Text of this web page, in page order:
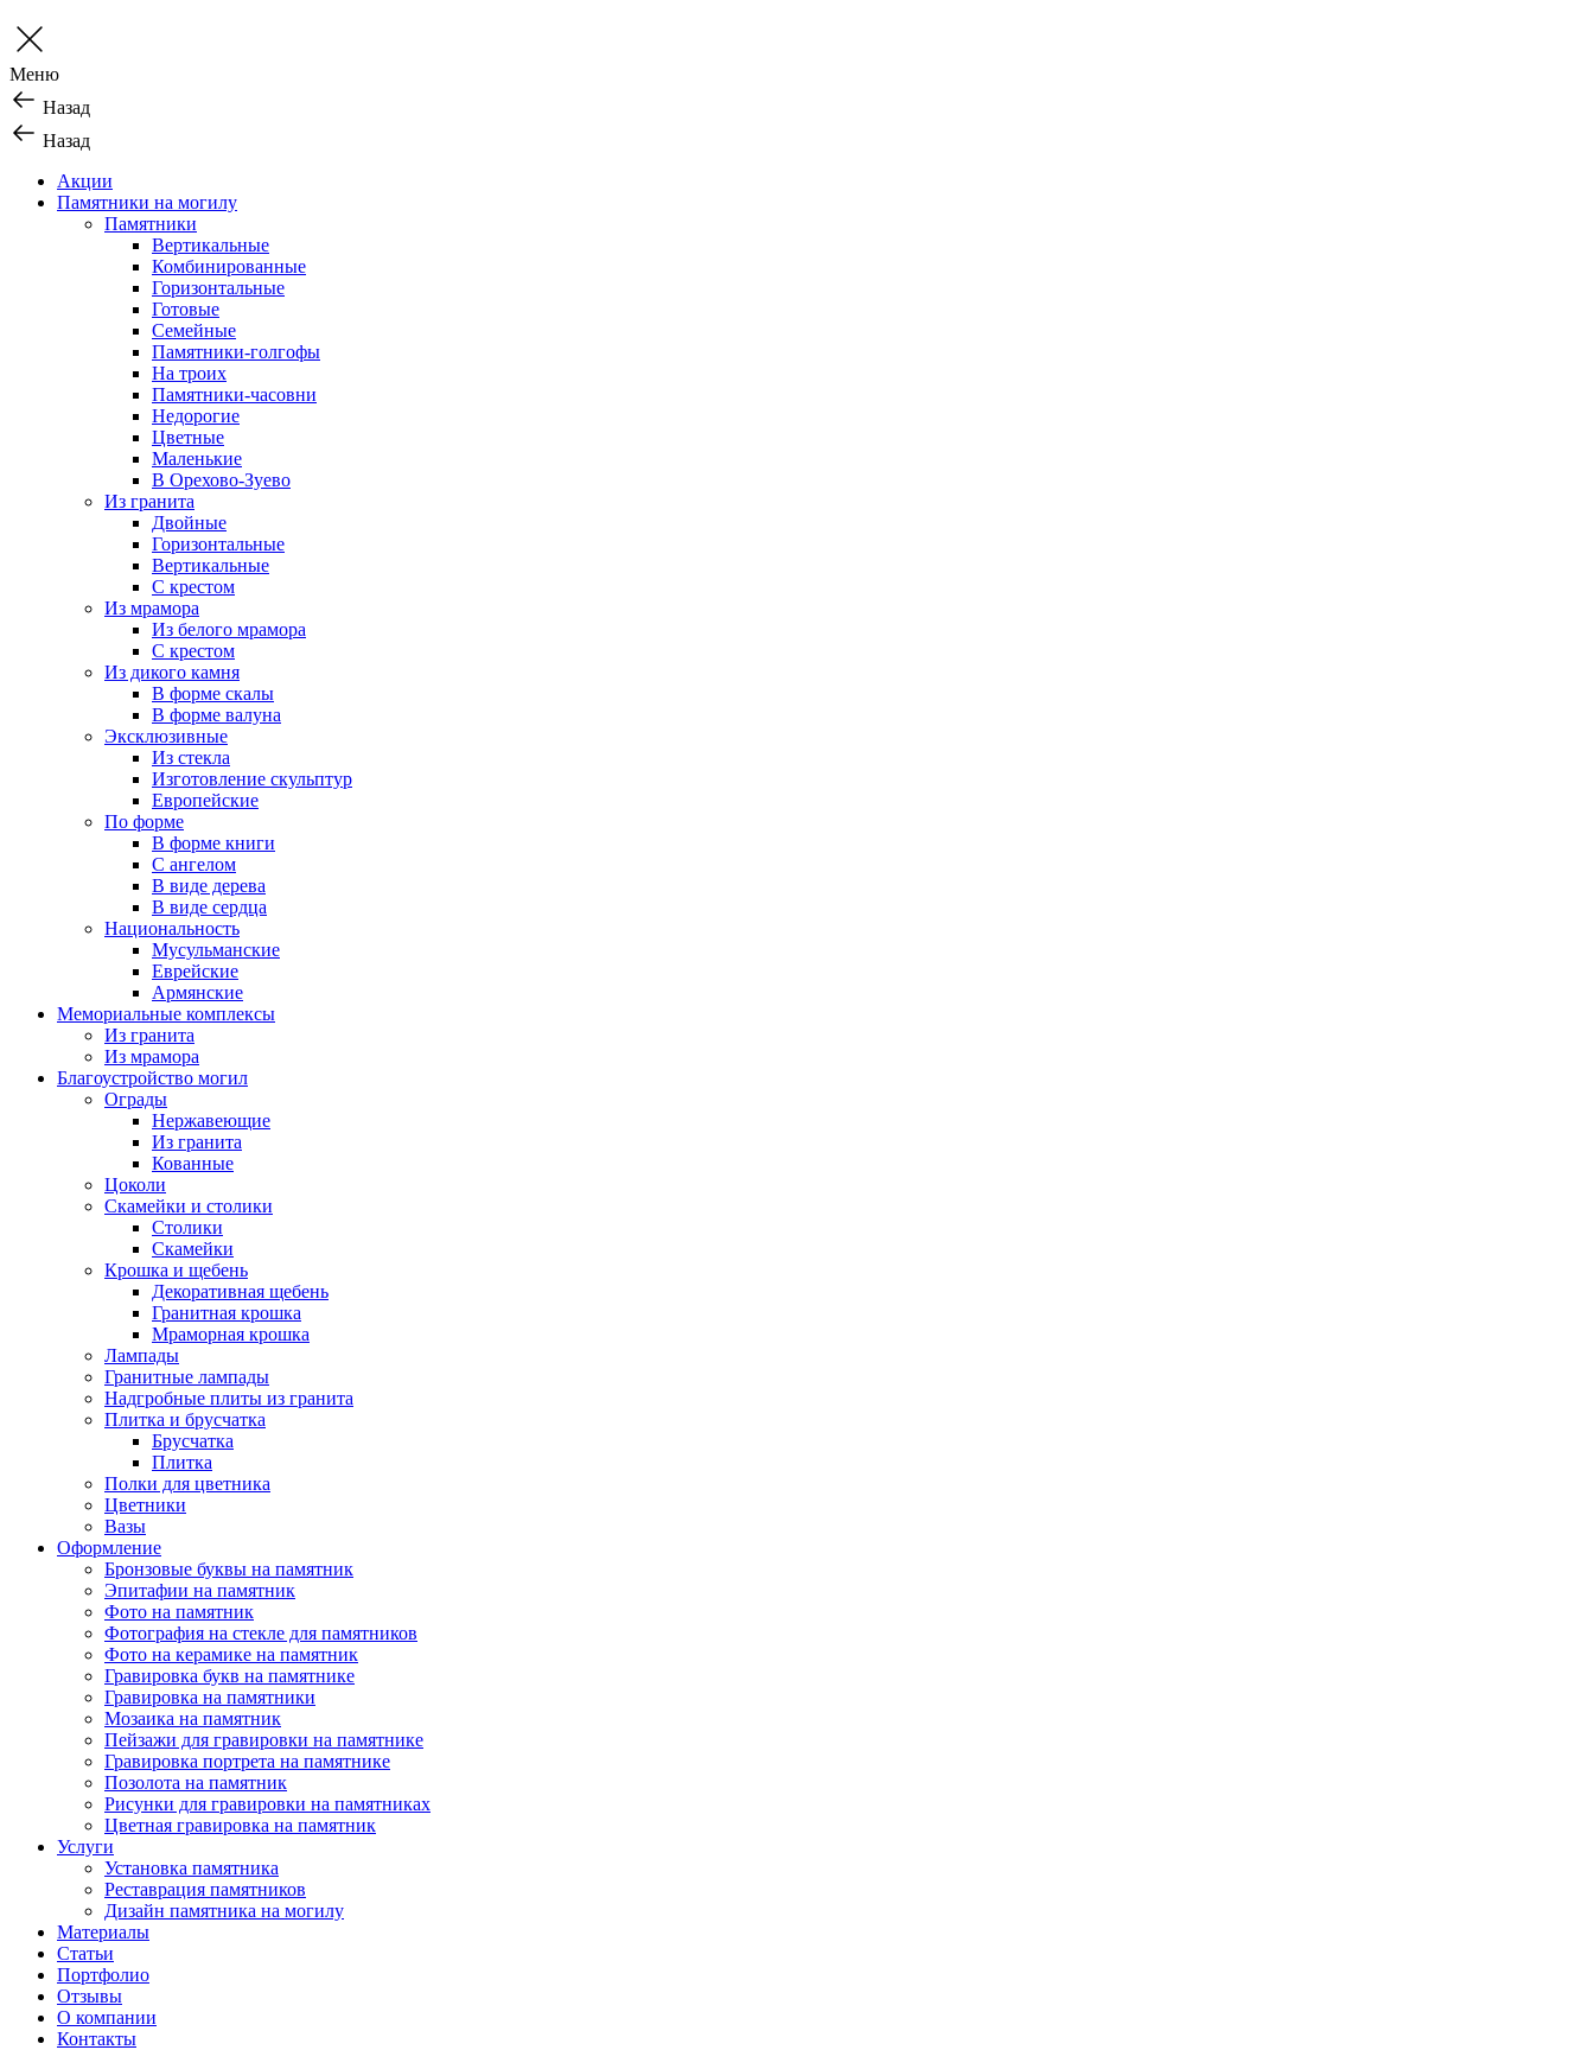
Меню
Назад
Назад
Акции
Памятники на могилу
Памятники
Вертикальные
Комбинированные
Горизонтальные
Готовые
Семейные
Памятники-голгофы
На троих
Памятники-часовни
Недорогие
Цветные
Маленькие
В Орехово-Зуево
Из гранита
Двойные
Горизонтальные
Вертикальные
С крестом
Из мрамора
Из белого мрамора
С крестом
Из дикого камня
В форме скалы
В форме валуна
Эксклюзивные
Из стекла
Изготовление скульптур
Европейские
По форме
В форме книги
С ангелом
В виде дерева
В виде сердца
Национальность
Мусульманские
Еврейские
Армянские
Мемориальные комплексы
Из гранита
Из мрамора
Благоустройство могил
Ограды
Нержавеющие
Из гранита
Кованные
Цоколи
Скамейки и столики
Столики
Скамейки
Крошка и щебень
Декоративная щебень
Гранитная крошка
Мраморная крошка
Лампады
Гранитные лампады
Надгробные плиты из гранита
Плитка и брусчатка
Брусчатка
Плитка
Полки для цветника
Цветники
Вазы
Оформление
Бронзовые буквы на памятник
Эпитафии на памятник
Фото на памятник
Фотография на стекле для памятников
Фото на керамике на памятник
Гравировка букв на памятнике
Гравировка на памятники
Мозаика на памятник
Пейзажи для гравировки на памятнике
Гравировка портрета на памятнике
Позолота на памятник
Рисунки для гравировки на памятниках
Цветная гравировка на памятник
Услуги
Установка памятника
Реставрация памятников
Дизайн памятника на могилу
Материалы
Статьи
Портфолио
Отзывы
О компании
Контакты